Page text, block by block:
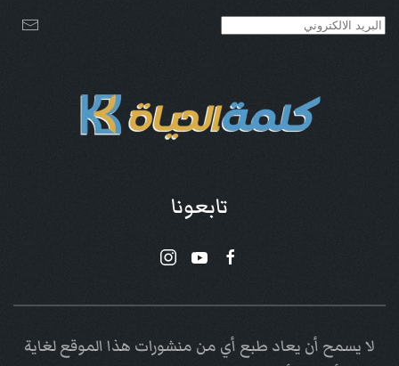
تابعونا
لا يسمح أن يعاد طبع أي من منشورات هذا الموقع لغاية